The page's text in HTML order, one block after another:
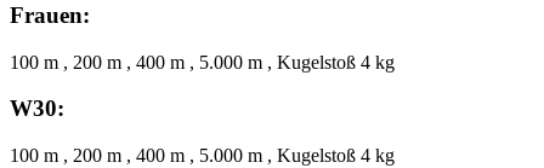
Frauen:
100 m , 200 m , 400 m , 5.000 m , Kugelstoß 4 kg
W30:
100 m , 200 m , 400 m , 5.000 m , Kugelstoß 4 kg